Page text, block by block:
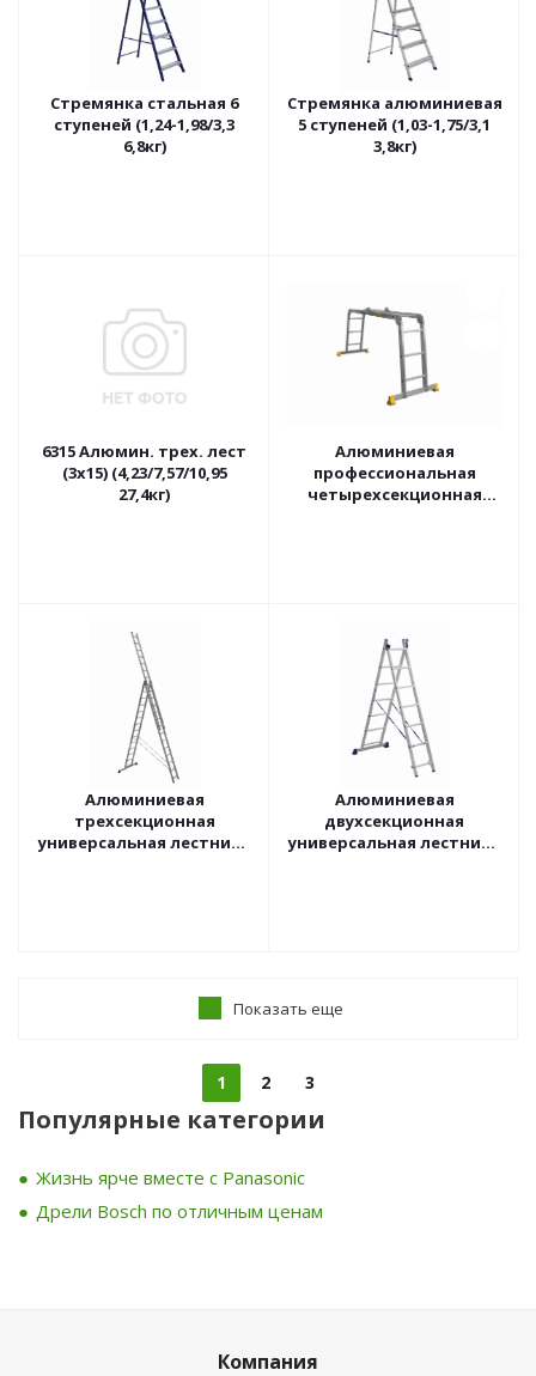
Стремянка стальная 6
ступеней (1,24-1,98/3,3
6,8кг)
Стремянка алюминиевая
5 ступеней (1,03-1,75/3,1
3,8кг)
6315 Алюмин. трех. лест
(3х15) (4,23/7,57/10,95
27,4кг)
Алюминиевая
профессиональная
четырехсекционная
Алюминиевая
трехсекционная
универсальная лестница
Алюминиевая
двухсекционная
универсальная лестница
Показать еще
1 2 3
Популярные категории
Жизнь ярче вместе с Panasonic
Дрели Bosch по отличным ценам
Компания